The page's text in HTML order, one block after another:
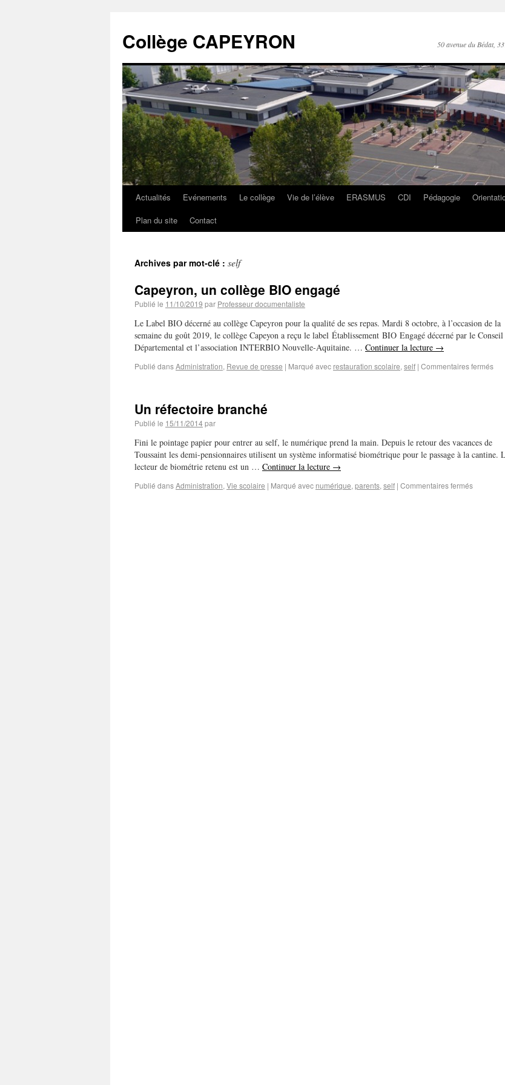
Collège CAPEYRON 50 avenue du Bédat,
Actualités Evénements Le collège Vie de l’élève ERASMUS CDI Pédagogie
Plan du site
Contact
Archives par mot-clé : self
Capeyron, un collège BIO engagé
Publié le 11/10/2019 par Professeur documentaliste
Le Label BIO décerné au collège Capeyron pour la qualité de ses repas. Mardi 8 octobre, à l’occasion de la
semaine du goût 2019, le collège Capeyon a reçu le label Établissement BIO Engagé décerné par le Conseil
Départemental et l’association INTERBIO Nouvelle-Aquitaine. … Continuer la lecture →
Publié dansAdministration, Revue de presse | Marqué avec restauration scolaire, self | Commentaires fermés
Un réfectoire branché
Publié le 15/11/2014par
Fini le pointage papier pour entrer au self, le numérique prend la main. Depuis le retour des vacances de
Toussaint les demi-pensionnaires utilisent un système informatisé biométrique pour le passage à la cantine.
lecteur de biométrie retenu est un … Continuer la lecture →
Publié dansAdministration, Vie scolaire | Marqué avec numérique, parents, self | Commentaires fermés